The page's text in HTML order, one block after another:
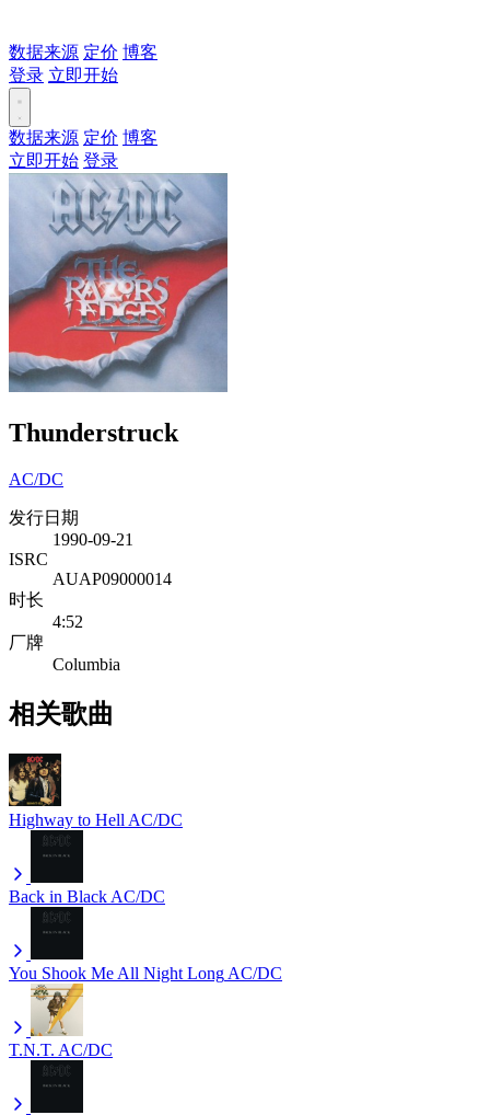
数据来源 定价 博客
登录 立即开始
数据来源 定价 博客
立即开始 登录
Thunderstruck
AC/DC
发行日期
1990-09-21
ISRC
AUAP09000014
时长
4:52
厂牌
Columbia
相关歌曲
Highway to Hell AC/DC
Back in Black AC/DC
You Shook Me All Night Long AC/DC
T.N.T. AC/DC